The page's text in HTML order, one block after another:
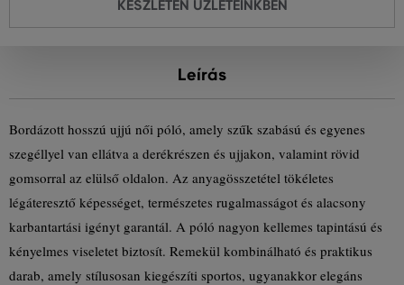
KÉSZLETEN ÜZLETEINKBEN
Leírás
Bordázott hosszú ujjú női póló, amely szűk szabású és egyenes
szegéllyel van ellátva a derékrészen és ujjakon, valamint rövid
gomsorral az elülső oldalon. Az anyagösszetétel tökéletes
légáteresztő képességet, természetes rugalmasságot és alacsony
karbantartási igényt garantál. A póló nagyon kellemes tapintású és
kényelmes viseletet biztosít. Remekül kombinálható és praktikus
darab, amely stílusosan kiegészíti sportos, ugyanakkor elegáns